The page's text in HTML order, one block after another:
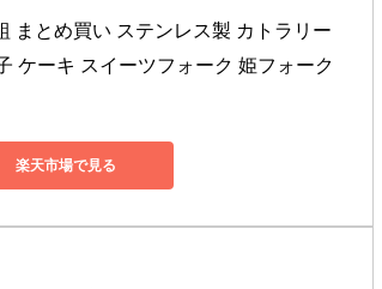
まとめ買い ステンレス製 カトラリー
ケーキ スイーツフォーク 姫フォーク
楽天市場で見る